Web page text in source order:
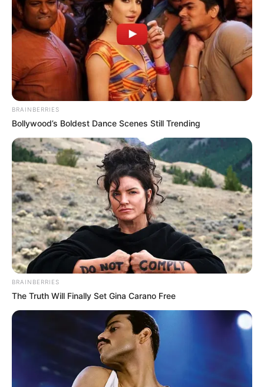
BRAINBERRIES
Bollywood’s Boldest Dance Scenes Still Trending
BRAINBERRIES
The Truth Will Finally Set Gina Carano Free